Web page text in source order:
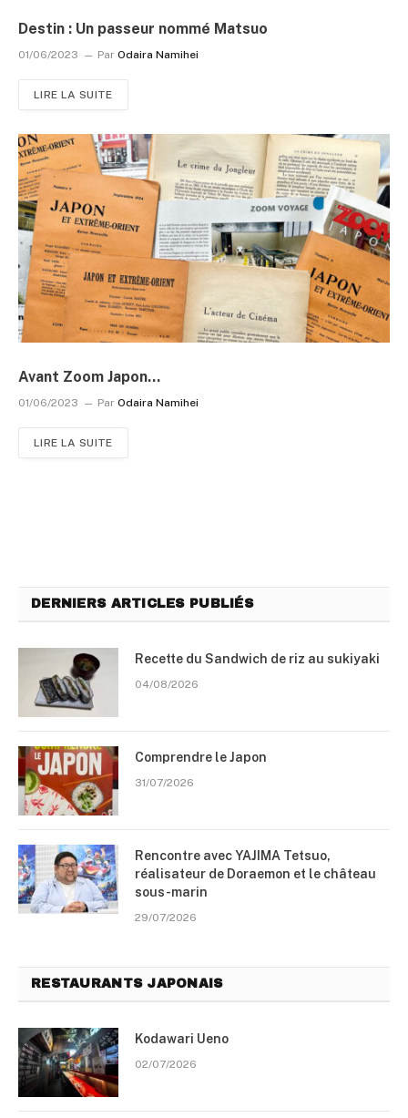
Destin : Un passeur nommé Matsuo
01/06/2023 Par Odaira Namihei
LIRE LA SUITE
Avant Zoom Japon…
01/06/2023 Par Odaira Namihei
LIRE LA SUITE
DERNIERS ARTICLES PUBLIÉS
Recette du Sandwich de riz au sukiyaki
04/08/2026
Comprendre le Japon
31/07/2026
Rencontre avec YAJIMA Tetsuo,
réalisateur de Doraemon et le château
sous-marin
29/07/2026
RESTAURANTS JAPONAIS
Kodawari Ueno
02/07/2026